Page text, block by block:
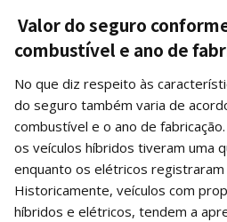
Valor do seguro
combustível e ano de
No que diz respeito às
do seguro também varia de
combustível e o ano de
os veículos híbridos tiveram uma
enquanto os elétricos registraram
Historicamente, veículos com
híbridos e elétricos, tendem a